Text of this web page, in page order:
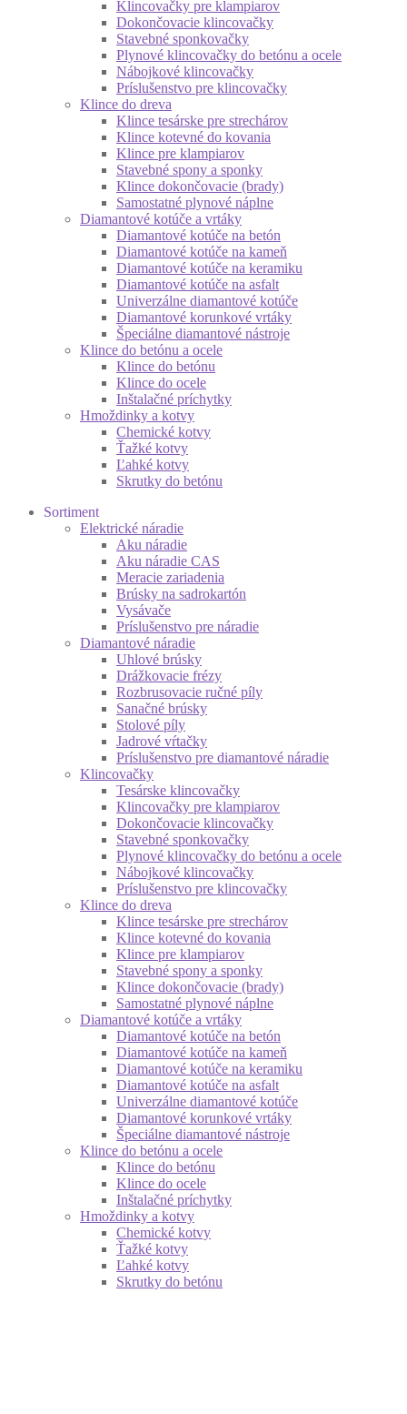
Klincovačky pre klampiarov
Dokončovacie klincovačky
Stavebné sponkovačky
Plynové klincovačky do betónu a ocele
Nábojkové klincovačky
Príslušenstvo pre klincovačky
Klince do dreva
Klince tesárske pre strechárov
Klince kotevné do kovania
Klince pre klampiarov
Stavebné spony a sponky
Klince dokončovacie (brady)
Samostatné plynové náplne
Diamantové kotúče a vrtáky
Diamantové kotúče na betón
Diamantové kotúče na kameň
Diamantové kotúče na keramiku
Diamantové kotúče na asfalt
Univerzálne diamantové kotúče
Diamantové korunkové vrtáky
Špeciálne diamantové nástroje
Klince do betónu a ocele
Klince do betónu
Klince do ocele
Inštalačné príchytky
Hmoždinky a kotvy
Chemické kotvy
Ťažké kotvy
Ľahké kotvy
Skrutky do betónu
Sortiment
Elektrické náradie
Aku náradie
Aku náradie CAS
Meracie zariadenia
Brúsky na sadrokartón
Vysávače
Príslušenstvo pre náradie
Diamantové náradie
Uhlové brúsky
Drážkovacie frézy
Rozbrusovacie ručné píly
Sanačné brúsky
Stolové píly
Jadrové vŕtačky
Príslušenstvo pre diamantové náradie
Klincovačky
Tesárske klincovačky
Klincovačky pre klampiarov
Dokončovacie klincovačky
Stavebné sponkovačky
Plynové klincovačky do betónu a ocele
Nábojkové klincovačky
Príslušenstvo pre klincovačky
Klince do dreva
Klince tesárske pre strechárov
Klince kotevné do kovania
Klince pre klampiarov
Stavebné spony a sponky
Klince dokončovacie (brady)
Samostatné plynové náplne
Diamantové kotúče a vrtáky
Diamantové kotúče na betón
Diamantové kotúče na kameň
Diamantové kotúče na keramiku
Diamantové kotúče na asfalt
Univerzálne diamantové kotúče
Diamantové korunkové vrtáky
Špeciálne diamantové nástroje
Klince do betónu a ocele
Klince do betónu
Klince do ocele
Inštalačné príchytky
Hmoždinky a kotvy
Chemické kotvy
Ťažké kotvy
Ľahké kotvy
Skrutky do betónu